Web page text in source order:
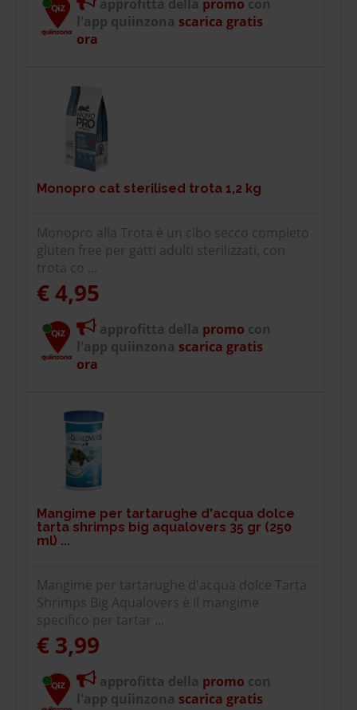
approfitta della promo con
l'app quiinzona scarica gratis
ora
Monopro cat sterilised trota 1,2 kg
Monopro alla Trota è un cibo secco completo
gluten free per gatti adulti sterilizzati, con
trota co ...
€ 4,95
approfitta della promo con
l'app quiinzona scarica gratis
ora
Mangime per tartarughe d'acqua dolce
tarta shrimps big aqualovers 35 gr (250
ml) ...
Mangime per tartarughe d'acqua dolce Tarta
Shrimps Big Aqualovers è il mangime
specifico per tartar ...
€ 3,99
approfitta della promo con
l'app quiinzona scarica gratis